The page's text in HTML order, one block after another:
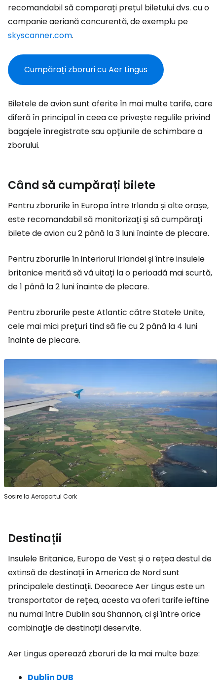
recomandabil să comparați prețul biletului dvs. cu o
companie aeriană concurentă, de exemplu pe
skyscanner.com.
Cumpărați zboruri cu Aer Lingus
Biletele de avion sunt oferite în mai multe tarife, care
diferă în principal în ceea ce privește regulile privind
bagajele înregistrate sau opțiunile de schimbare a
zborului.
Când să cumpărați bilete
Pentru zborurile în Europa între Irlanda și alte orașe,
este recomandabil să monitorizați și să cumpărați
bilete de avion cu 2 până la 3 luni înainte de plecare.
Pentru zborurile în interiorul Irlandei și între insulele
britanice merită să vă uitați la o perioadă mai scurtă,
de 1 până la 2 luni înainte de plecare.
Pentru zborurile peste Atlantic către Statele Unite,
cele mai mici prețuri tind să fie cu 2 până la 4 luni
înainte de plecare.
Sosire la Aeroportul Cork
Destinații
Insulele Britanice, Europa de Vest și o rețea destul de
extinsă de destinații în America de Nord sunt
principalele destinații. Deoarece Aer Lingus este un
transportator de rețea, acesta va oferi tarife ieftine
nu numai între Dublin sau Shannon, ci și între orice
combinație de destinații deservite.
Aer Lingus operează zboruri de la mai multe baze:
Dublin DUB